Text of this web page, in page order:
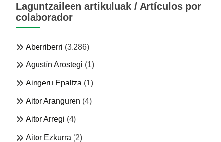
Laguntzaileen artikuluak / Artículos por
colaborador
Aberriberri (3.286)
Agustín Arostegi (1)
Aingeru Epaltza (1)
Aitor Aranguren (4)
Aitor Arregi (4)
Aitor Ezkurra (2)